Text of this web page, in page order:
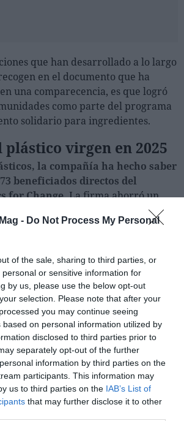
- Do Not Process My Personal
of the sale, sharing to third parties, or
or sensitive information for
by us, please use the below opt-out
selection. Please note that after your
you may continue seeing
based on personal information utilized by
disclosed to third parties prior to
separately opt-out of the further
information by third parties on the
participants. This information may
us to third parties on the IAB’s List of
that may further disclose it to other
que han desarrollado a lo largo
en el documento que ha
una comparecencia, es que logró
como parte del programa
solidario para ingredientes.
virgen en 2025
la compañía ha hecho saber
beneficiados directos del
for Change.La firma ahorró un
de plástico virgen gracias al
que se convirtió en el 31% del
pretende que el plástico
en 2025 y todo el plástico de
reciclado.